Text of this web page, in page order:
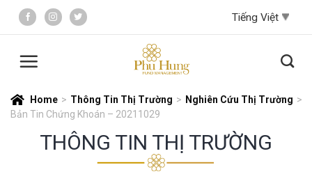
content
Home > Thông Tin Thị Trường > Nghiên Cứu Thị Trường >
Bản Tin Chứng Khoán – 20211029
THÔNG TIN THỊ TRƯỜNG